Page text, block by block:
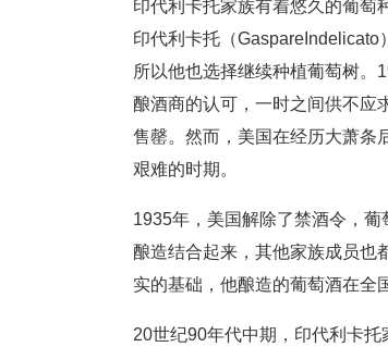
印代利卡托家族有着悠久的葡萄
印代利卡托（GaspareIndelicato
所以他也选择继续种植葡萄树。
酿酒商的认可，一时之间供不应
售罄。然而，美国在经历大萧条
艰难的时期。
1935年，美国解除了禁酒令，
酿造结合起来，其他家族成员也
实的基础，他酿造的葡萄酒在全
20世纪90年代中期，印代利卡